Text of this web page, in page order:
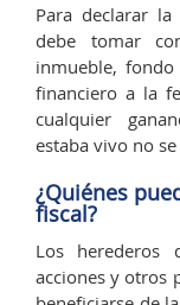
Para declarar
debe tomar
inmueble,
financiero a la
cualquier
estaba vivo no
¿Quiénes
fiscal?
Los herederos
acciones y otros